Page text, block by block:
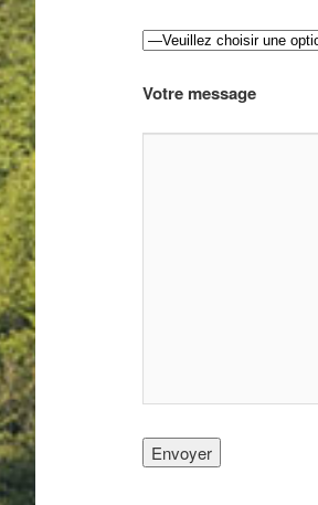
Votre message